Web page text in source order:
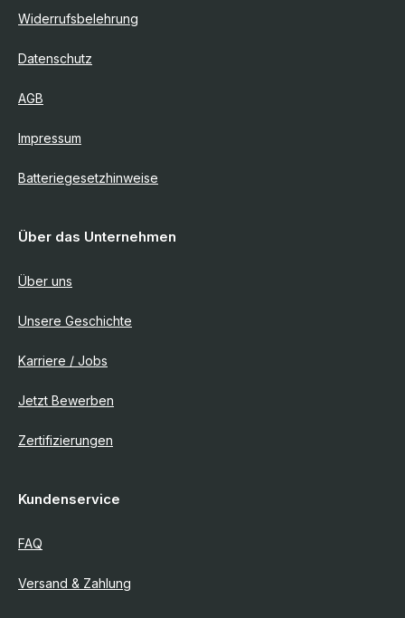
Widerrufsbelehrung
Datenschutz
AGB
Impressum
Batteriegesetzhinweise
Über das Unternehmen
Über uns
Unsere Geschichte
Karriere / Jobs
Jetzt Bewerben
Zertifizierungen
Kundenservice
FAQ
Versand & Zahlung